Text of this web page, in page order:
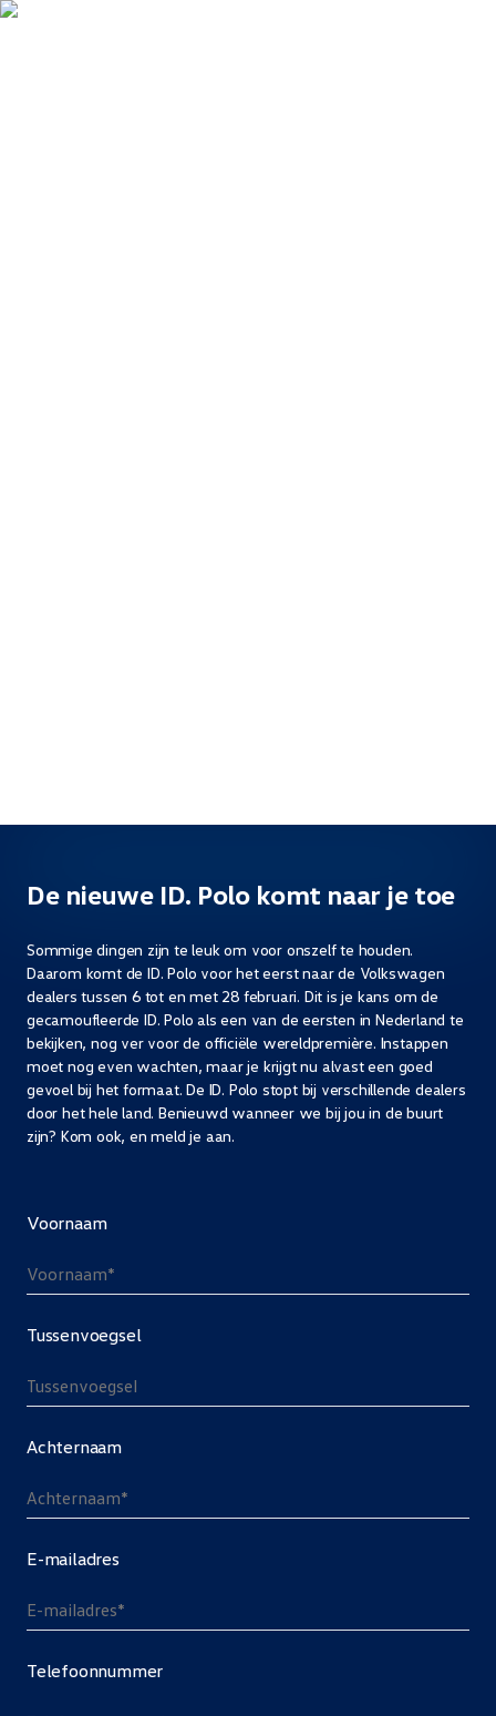
De nieuwe ID. Polo komt naar je toe
Sommige dingen zijn te leuk om voor onszelf te houden.
Daarom komt de ID. Polo voor het eerst naar de Volkswagen
dealers tussen 6 tot en met 28 februari. Dit is je kans om de
gecamoufleerde ID. Polo als een van de eersten in Nederland te
bekijken, nog ver voor de officiële wereldpremière. Instappen
moet nog even wachten, maar je krijgt nu alvast een goed
gevoel bij het formaat. De ID. Polo stopt bij verschillende dealers
door het hele land. Benieuwd wanneer we bij jou in de buurt
zijn? Kom ook, en meld je aan.
Voornaam
Tussenvoegsel
Achternaam
E-mailadres
Telefoonnummer